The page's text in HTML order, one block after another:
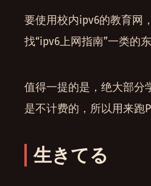
要使用校内ipv6的教育网
找“ipv6上网指南”一类的东
值得一提的是，绝大部分
是不计费的，所以用来跑
生きてる